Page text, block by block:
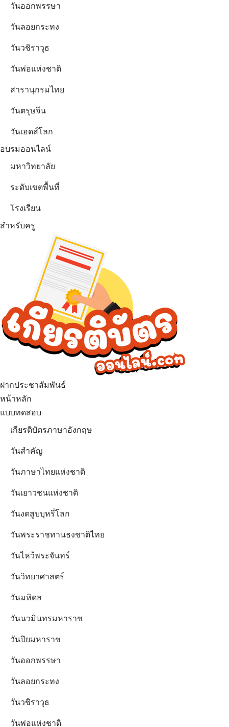
วันออกพรรษา
วันลอยกระทง
วันวชิราวุธ
วันพ่อแห่งชาติ
สารานุกรมไทย
วันตรุษจีน
วันเอดส์โลก
อบรมออนไลน์
มหาวิทยาลัย
ระดับเขตพื้นที่
โรงเรียน
สำหรับครู
ฝากประชาสัมพันธ์
หน้าหลัก
แบบทดสอบ
เกียรติบัตรภาษาอังกฤษ
วันสำคัญ
วันภาษาไทยแห่งชาติ
วันเยาวชนแห่งชาติ
วันงดสูบบุหรี่โลก
วันพระราชทานธงชาติไทย
วันไหว้พระจันทร์​
วันวิทยาศาสตร์
วันมหิดล
วันนวมินทรมหาราช
วันปิยมหาราช
วันออกพรรษา
วันลอยกระทง
วันวชิราวุธ
วันพ่อแห่งชาติ